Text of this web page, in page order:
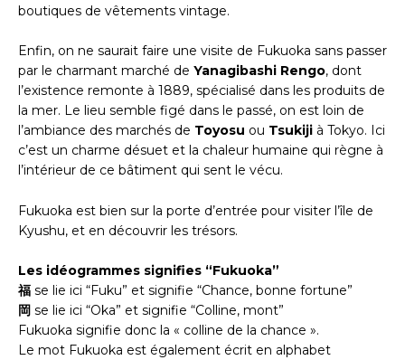
boutiques de vêtements vintage.
Enfin, on ne saurait faire une visite de Fukuoka sans passer
par le charmant marché de Yanagibashi Rengo, dont
l’existence remonte à 1889, spécialisé dans les produits de
la mer. Le lieu semble figé dans le passé, on est loin de
l’ambiance des marchés de Toyosu ou Tsukiji à Tokyo. Ici
c’est un charme désuet et la chaleur humaine qui règne à
l’intérieur de ce bâtiment qui sent le vécu.
Fukuoka est bien sur la porte d’entrée pour visiter l’île de
Kyushu, et en découvrir les trésors.
Les idéogrammes signifies “Fukuoka”
福 se lie ici “Fuku” et signifie “Chance, bonne fortune”
岡 se lie ici “Oka” et signifie “Colline, mont”
Fukuoka signifie donc la « colline de la chance ».
Le mot Fukuoka est également écrit en alphabet